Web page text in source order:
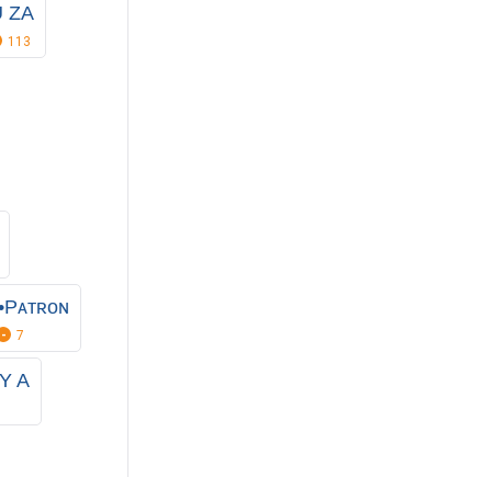
ZA
113
7
A